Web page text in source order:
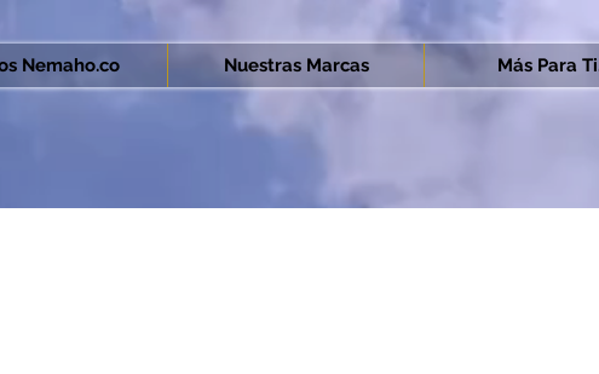
Nemaho.co Nuestras Marcas Más Para